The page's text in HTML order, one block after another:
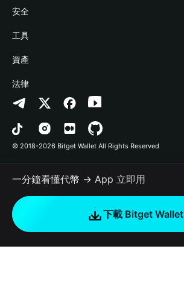
學院
加密資訊
幫助中心
‌聯繫我們
品牌資源
工作機會
Stablecoin Earn
Payfi Crypto
Crypto Swap API
Altcoin Season Index
Prediction Markets
DApp
RWA
如何購買加密貨幣
開發者文件
連接錢包
Bitget Wallet Pay
合作上架
安全
風險保障基金
安全防護技術
工具
快捷買幣
授權檢測
合約檢測
批次轉帳
資產
Arbitrum
Avalanche
Bitcoin
Polygon
法律
隱私協議
用戶使用協議
© 2018-2026 Bitget Wallet All Rights Reserved
一分鐘看懂代幣 → App 立即用
下載 Bitget Wallet